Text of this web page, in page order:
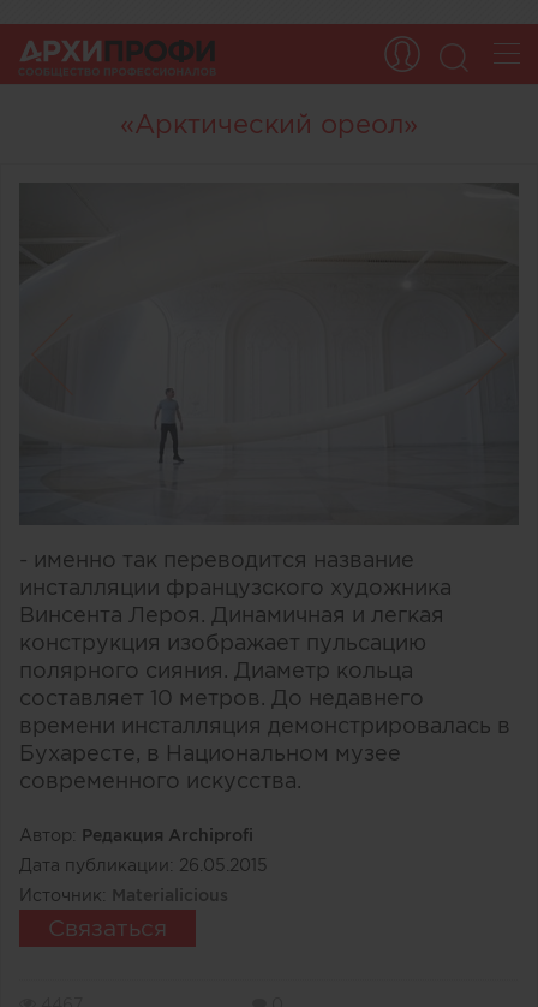
«Арктический ореол»
- именно так переводится название
инсталляции французского художника
Винсента Лероя. Динамичная и легкая
конструкция изображает пульсацию
полярного сияния. Диаметр кольца
составляет 10 метров. До недавнего
времени инсталляция демонстрировалась в
Бухаресте, в Национальном музее
современного искусства.
Автор: Редакция Archiprofi
Дата публикации: 26.05.2015
Источник: Materialicious
Связаться